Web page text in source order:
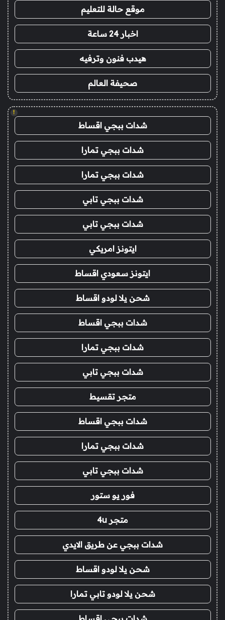
موقع حالة للتعليم
اخبار 24 ساعة
هيدب فنون وترفيه
صحيفة العالم
!
شدات ببجي اقساط
شدات ببجي تمارا
شدات ببجي تمارا
شدات ببجي تابي
شدات ببجي تابي
ايتونز امريكي
ايتونز سعودي اقساط
شحن يلا لودو اقساط
شدات ببجي اقساط
شدات ببجي تمارا
شدات ببجي تابي
متجر تقسيط
شدات ببجي اقساط
شدات ببجي تمارا
شدات ببجي تابي
فور يو ستور
متجر 4u
شدات ببجي عن طريق الايدي
شحن يلا لودو اقساط
شحن يلا لودو تابي تمارا